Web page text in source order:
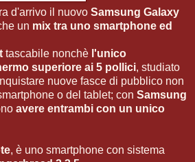
d'arrivo il nuovo Samsung Galaxy
un mix tra uno smartphone ed
tascabile nonchè l'unico
superiore ai 5 pollici, studiato
nuove fasce di pubblico non
o del tablet; con Samsung
avere entrambi con un unico
, è uno smartphone con sistema